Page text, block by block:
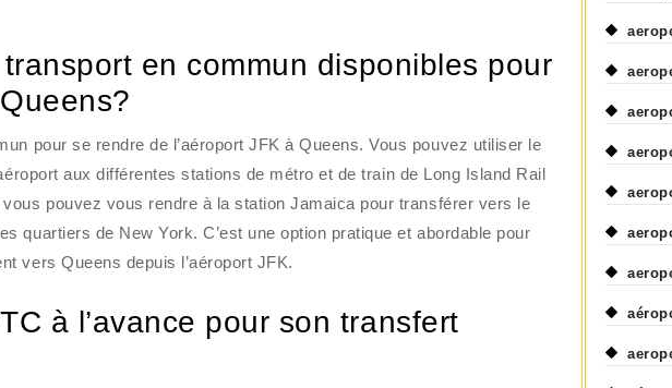
en commun disponibles pour
pour se rendre de l’aéroport JFK à Queens. Vous pouvez utiliser le
aux différentes stations de métro et de train de Long Island Rail
pouvez vous rendre à la station Jamaica pour transférer vers le
quartiers de New York. C’est une option pratique et abordable pour
vers Queens depuis l’aéroport JFK.
à l’avance pour son transfert